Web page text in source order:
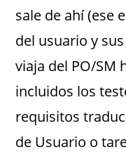
sale de ahí (ese
del usuario y
viaja del PO/SM
incluidos los
requisitos
de Usuario o